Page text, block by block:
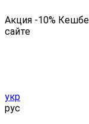
Акция -10%
сайте
укр
рус